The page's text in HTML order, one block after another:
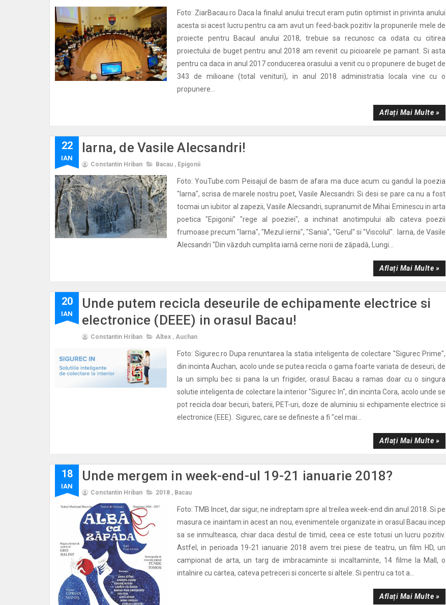
Foto: ZiarBacau.ro Daca la finalul anului trecut eram putin optimist in privinta anului
acesta si acest lucru pentru ca am avut un feed-back pozitiv la propunerile mele de
proiecte pentru Bacaul anului 2018, trebuie sa recunosc ca odata cu citirea
proiectului de buget pentru anul 2018 am revenit cu picioarele pe pamant. Si asta
pentru ca daca in anul 2017 conducerea orasului a venit cu o propunere de buget de
343 de milioane (total venituri), in anul 2018 administratia locala vine cu o
propunere...
Aflați Mai Multe »
22
IAN
Iarna, de Vasile Alecsandri!
Constantin Hriban Bacau , Epigonii
Foto: YouTube.com Peisajul de basm de afara ma duce acum cu gandul la poezia
"Iarna", scrisa de marele nostru poet, Vasile Alecsandri. Si desi se pare ca nu a fost
tocmai un iubitor al zapezii, Vasile Alecsandri, supranumit de Mihai Eminescu in arta
poetica "Epigonii" "rege al poeziei", a inchinat anotimpului alb cateva poezii
frumoase precum "Iarna", "Mezul iernii", "Sania", "Gerul" si "Viscolul". Iarna, de Vasile
Alecsandri "Din văzduh cumplita iarnă cerne norii de zăpadă, Lungi...
Aflați Mai Multe »
20
IAN
Unde putem recicla deseurile de echipamente electrice si
electronice (DEEE) in orasul Bacau!
Constantin Hriban Altex , Auchan
Foto: Sigurec.ro Dupa renuntarea la statia inteligenta de colectare "Sigurec Prime",
din incinta Auchan, acolo unde se putea recicla o gama foarte variata de deseuri, de
la un simplu bec si pana la un frigider, orasul Bacau a ramas doar cu o singura
solutie inteligenta de colectare la interior "Sigurec In", din incinta Cora, acolo unde se
pot recicla doar becuri, baterii, PET-uri, doze de aluminiu si echipamente electrice si
electronice (EEE). Sigurec, care se defineste a fi "cel mai...
Aflați Mai Multe »
18
IAN
Unde mergem in week-end-ul 19-21 ianuarie 2018?
Constantin Hriban 2018 , Bacau
Foto: TMB Incet, dar sigur, ne indreptam spre al treilea week-end din anul 2018. Si pe
masura ce inaintam in acest an nou, evenimentele organizate in orasul Bacau incep
sa se inmulteasca, chiar daca destul de timid, ceea ce este totusi un lucru pozitiv.
Astfel, in perioada 19-21 ianuarie 2018 avem trei piese de teatru, un film HD, un
campionat de arta, un targ de imbracaminte si incaltaminte, 14 filme la Mall, o
intalnire cu cartea, cateva petreceri si concerte si altele. Si pentru ca tot a...
Aflați Mai Multe »